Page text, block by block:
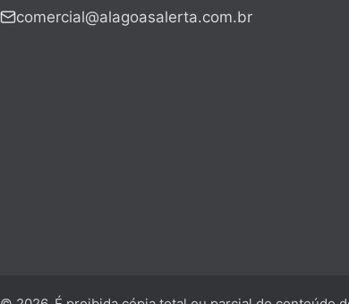
comercial@alagoasalerta.com.br